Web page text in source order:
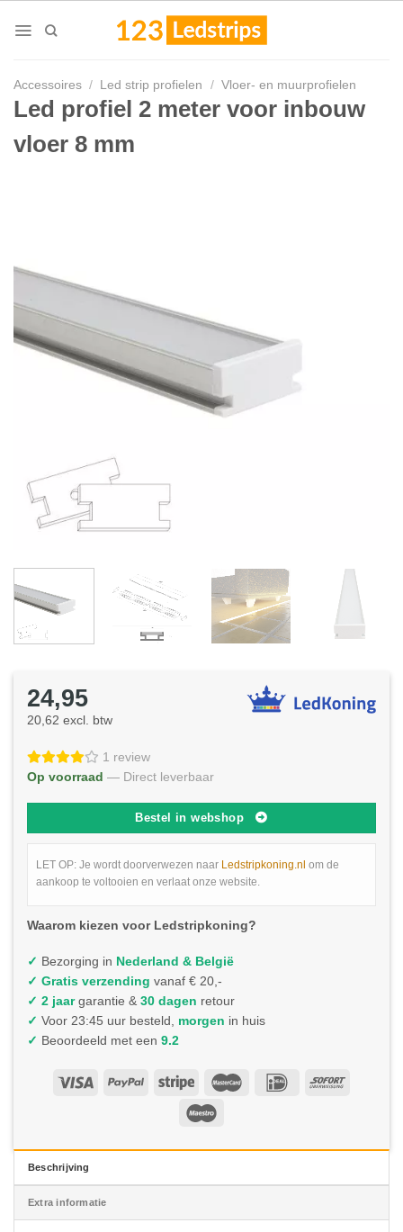
Accessoires / Led strip profielen / Vloer- en muurprofielen
Led profiel 2 meter voor inbouw
vloer 8 mm
24,95
20,62 excl. btw
1 review
Op voorraad — Direct leverbaar
Bestel in webshop
LET OP: Je wordt doorverwezen naar Ledstripkoning.nl om de
aankoop te voltooien en verlaat onze website.
Waarom kiezen voor Ledstripkoning?
✓ Bezorging in Nederland & België
✓ Gratis verzending vanaf € 20,-
✓ 2 jaargarantie & 30 dagen retour
✓ Voor 23:45 uur besteld, morgen in huis
✓ Beoordeeld met een 9.2
Beschrijving
Extra informatie